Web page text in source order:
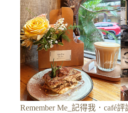
Remember Me_記得我．café